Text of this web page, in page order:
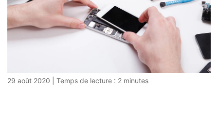
29 août 2020 Temps de lecture : 2 minutes